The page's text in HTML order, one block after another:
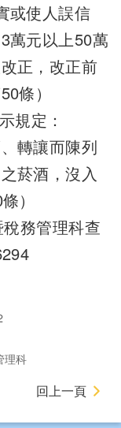
或使人誤信
萬元以上50萬
正，改正前
條）
規定：
轉讓而陳列
菸酒，沒入
）
務管理科查
理科
回上一頁